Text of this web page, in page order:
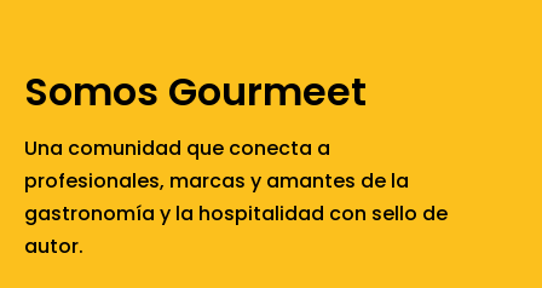
Somos Gourmeet
Una comunidad que conecta a
profesionales, marcas y amantes de la
gastronomía y la hospitalidad con sello de
autor.